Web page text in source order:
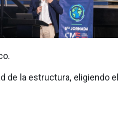
de la estructura, eligiendo